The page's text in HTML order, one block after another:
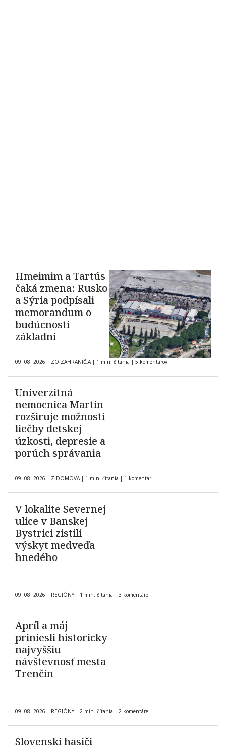
Hmeimim a Tartús
čaká zmena: Rusko
a Sýria podpísali
memorandum o
budúcnosti
základní
09. 08. 2026 | ZO ZAHRANIČIA | 1 min. čítania | 5 komentárov
Univerzitná
nemocnica Martin
rozširuje možnosti
liečby detskej
úzkosti, depresie a
porúch správania
09. 08. 2026 | Z DOMOVA | 1 min. čítania | 1 komentár
V lokalite Severnej
ulice v Banskej
Bystrici zistili
výskyt medveďa
hnedého
09. 08. 2026 | REGIÓNY | 1 min. čítania | 3 komentáre
Apríl a máj
priniesli historicky
najvyššiu
návštevnosť mesta
Trenčín
09. 08. 2026 | REGIÓNY | 2 min. čítania | 2 komentáre
Slovenskí hasiči